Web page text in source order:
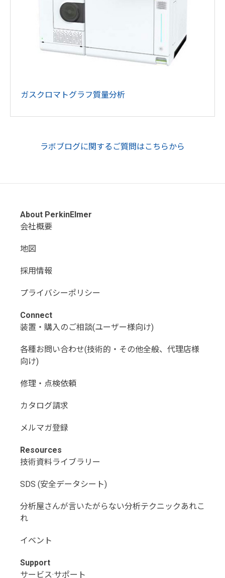
ガスクロマトグラフ質量分析
ラボブログに関するご質問はこちらから
About PerkinElmer
会社概要
地図
採用情報
プライバシーポリシー
Connect
装置・購入のご相談(ユーザー様向け)
各種お問い合わせ(技術的・その他全般、代理店様
向け)
修理・点検依頼
カタログ請求
メルマガ登録
Resources
技術資料ライブラリー
SDS (安全データシート)
分析屋さんが言いたがらない分析テクニックあれこ
れ
イベント
Support
サービス·サポート